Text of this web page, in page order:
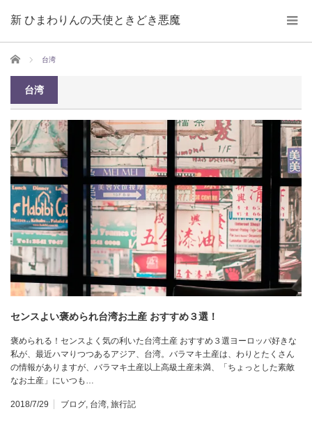
新 ひまわりんの天使ときどき悪魔
ホーム 台湾
台湾
センスよい褒められ台湾お土産 おすすめ３選！
褒められる！センスよく気の利いた台湾土産 おすすめ３選ヨーロッパ好きな
私が、最近ハマりつつあるアジア、台湾。バラマキ土産は、わりとたくさん
の情報がありますが、バラマキ土産以上高級土産未満、「ちょっとした素敵
なお土産」にいつも…
2018/7/29 ブログ, 台湾, 旅行記